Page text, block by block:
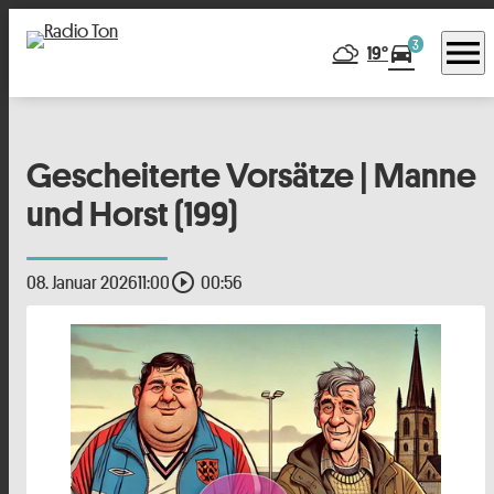
19°directions_car3 menu
Gescheiterte Vorsätze | Manne
und Horst (199)
08. Januar 202611:00play_circle_outline 00:56